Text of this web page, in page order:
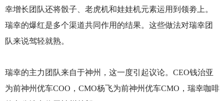
幸增长团队还将骰子、老虎机和娃娃机元素运用到领劵上。
瑞幸的爆红是多个渠道共同作用的结果。这些做法对瑞幸团
队来说驾轻就熟。
瑞幸的主力团队来自于神州，这一度引起议论。CEO钱治亚
为前神州优车COO，CMO杨飞为前神州优车CMO，瑞幸咖啡